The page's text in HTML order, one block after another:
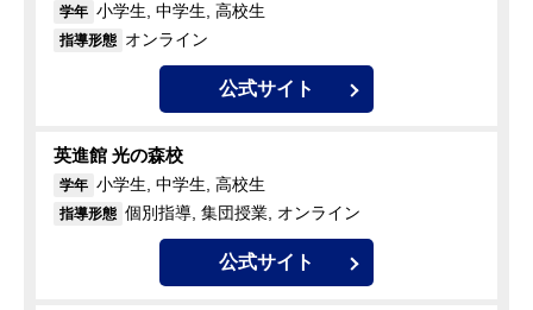
学年 小学生, 中学生, 高校生
指導形態 オンライン
公式サイト
英進館 光の森校
学年 小学生, 中学生, 高校生
指導形態 個別指導, 集団授業, オンライン
公式サイト